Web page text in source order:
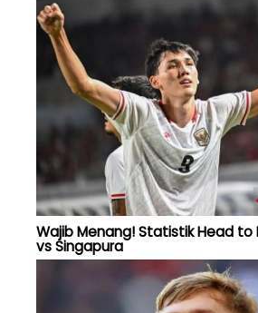
Wajib Menang! Statistik Head to
vs Singapura